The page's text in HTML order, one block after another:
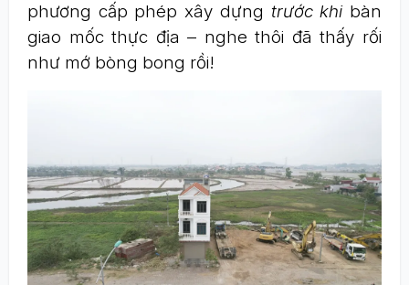
phương cấp phép xây dựng trước khibàn
giao mốc thực địa – nghe thôi đã thấy rối
như mớ bòng bong rồi!